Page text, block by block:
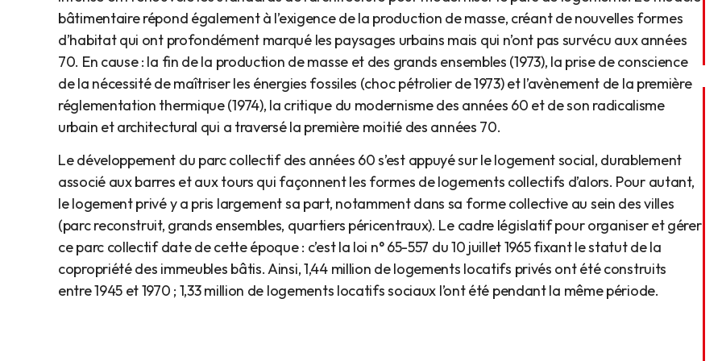
bâtimentaire répond également à l’exigence de la production de masse, créant de nouvelles formes
d’habitat qui ont profondément marqué les paysages urbains mais qui n’ont pas survécu aux années
70. En cause : la fin de la production de masse et des grands ensembles (1973), la prise de conscience
de la nécessité de maîtriser les énergies fossiles (choc pétrolier de 1973) et l’avènement de la première
réglementation thermique (1974), la critique du modernisme des années 60 et de son radicalisme
urbain et architectural qui a traversé la première moitié des années 70.
Le développement du parc collectif des années 60 s’est appuyé sur le logement social, durablement
associé aux barres et aux tours qui façonnent les formes de logements collectifs d’alors. Pour autant,
le logement privé y a pris largement sa part, notamment dans sa forme collective au sein des villes
(parc reconstruit, grands ensembles, quartiers péricentraux). Le cadre législatif pour organiser et gérer
ce parc collectif date de cette époque : c’est la loi n° 65-557 du 10 juillet 1965 fixant le statut de la
copropriété des immeubles bâtis. Ainsi, 1,44 million de logements locatifs privés ont été construits
entre 1945 et 1970 ; 1,33 million de logements locatifs sociaux l’ont été pendant la même période.